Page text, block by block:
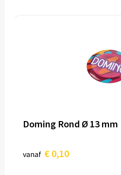
Doming Rond Ø 13 mm
vanaf € 0,10